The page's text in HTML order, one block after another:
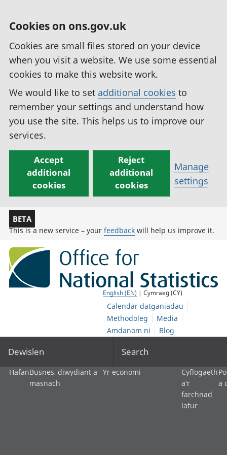
Cookies on ons.gov.uk
Cookies are small files stored on your device
when you visit a website. We use some essential
cookies to make this website work.
We would like to set additional cookies to
remember your settings and understand how
you use the site. This helps us to improve our
services.
Accept
additional
cookies
Reject
additional
cookies
Manage
settings
BETA
This is a new service – your feedback will help us improve it.
English (EN) | Cymraeg (CY)
Calendar datganiadau
Methodoleg
Media
Amdanom ni
Blog
Dewislen Search
HafanBusnes, diwydiant a
masnach
Yr economi
Cyflogaeth
a'r
farchnad
lafur
a